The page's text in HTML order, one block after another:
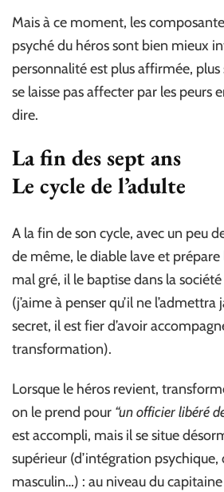
Mais à ce moment, les
psyché du héros sont bien mieux
personnalité est plus affirmée,
se laisse pas affecter par les peurs
dire.
La fin des sept ans
Le cycle de l’adulte
A la fin de son cycle, avec un peu
de même, le diable lave et prépare
mal gré, il le baptise dans la
(j’aime à penser qu’il ne l’admettra
secret, il est fier d’avoir
transformation).
Lorsque le héros revient,
on le prend pour “un officier libéré
est accompli, mais il se situe
supérieur (d’intégration psychique,
masculin…) : au niveau du